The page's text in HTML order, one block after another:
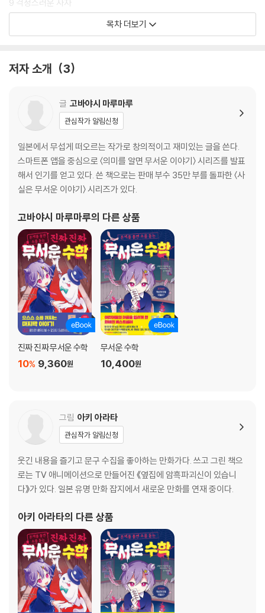
9 걱정스러운 사자
10 편의점 영수증
14 반려동물
16 자동차의 가격
17 쉬는 날에는
18 즐거운 축제
19 거울아 거울아
20 방을 사이좋게 쓰자
21 수요일의 네 사람
22 이상한 기계
24 금고에 들어 있는 돈
25 빨간 옷을 입은 여자는 몇 명일까?
26 화장실 귀신
27 엘리베이터
28 박사의 개발
29 오래된 빚
30 빛에 감싸여
31 얼마를 받을까?
32 병원에서
33 주고받는 돈
34 점토를 자르면
35 피에로가 찾아와
목차 더보기
저자 소개 3
글 고바야시 마루마루
관심작가 알림신청
일본에서 무섭게 떠오르는 작가로 창의적이고 재미있는 글을 쓴다.
스마트폰 앱을 중심으로 〈의미를 알면 무서운 이야기〉 시리즈를 발표
해서 인기를 얻고 있다. 쓴 책으로는 판매 부수 35만 부를 돌파한 〈사
실은 무서운 이야기〉 시리즈가 있다.
고바야시 마루마루의 다른 상품
진짜 진짜 무서운 수학
9,360원
10%
무서운 수학
10,400원
그림 아키 아라타
관심작가 알림신청
웃긴 내용을 즐기고 문구 수집을 좋아하는 만화가다. 쓰고 그린 책으
로는 TV 애니메이션으로 만들어진 《옆집에 암흑파괴신이 있습니
다》가 있다. 일본 유명 만화 잡지에서 새로운 만화를 연재 중이다.
아키 아라타의 다른 상품